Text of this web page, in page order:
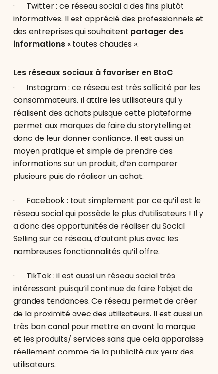
· Twitter : ce réseau social a des fins plutôt
informatives. Il est apprécié des professionnels et
des entreprises qui souhaitent partager des
informations« toutes chaudes ».
Les réseaux sociaux à favoriser en BtoC
· Instagram : ce réseau est très sollicité par les
consommateurs. Il attire les utilisateurs qui y
réalisent des achats puisque cette plateforme
permet aux marques de faire du storytelling et
donc de leur donner confiance. Il est aussi un
moyen pratique et simple de prendre des
informations sur un produit, d’en comparer
plusieurs puis de réaliser un achat.
· Facebook : tout simplement par ce qu’il est le
réseau social qui possède le plus d’utilisateurs ! Il y
a donc des opportunités de réaliser du Social
Selling sur ce réseau, d’autant plus avec les
nombreuses fonctionnalités qu’il offre.
· TikTok : il est aussi un réseau social très
intéressant puisqu’il continue de faire l’objet de
grandes tendances. Ce réseau permet de créer
de la proximité avec des utilisateurs. Il est aussi un
très bon canal pour mettre en avant la marque
et les produits/ services sans que cela apparaisse
réellement comme de la publicité aux yeux des
utilisateurs.